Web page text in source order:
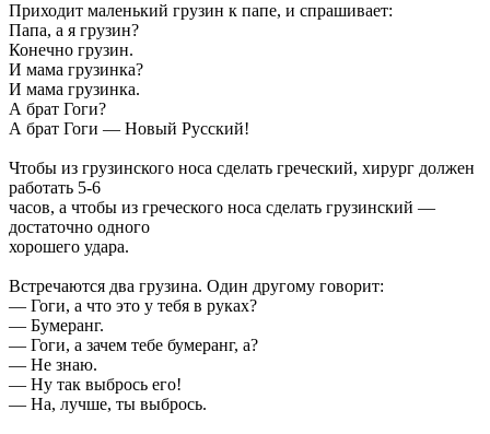
Приходит маленький грузин к папе, и спрашивает:
Папа, а я грузин?
Конечно грузин.
И мама грузинка?
И мама грузинка.
А брат Гоги?
А брат Гоги — Новый Русский!
Чтобы из грузинского носа сделать греческий, хирург должен
работать 5-6
часов, а чтобы из греческого носа сделать грузинский —
достаточно одного
хорошего удара.
Встречаются два грузина. Один другому говорит:
— Гоги, а что это у тебя в руках?
— Бумеранг.
— Гоги, а зачем тебе бумеранг, а?
— Не знаю.
— Ну так выбрось его!
— На, лучше, ты выбрось.